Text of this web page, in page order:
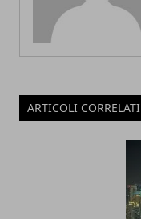
ARTICOLI CORRELATI